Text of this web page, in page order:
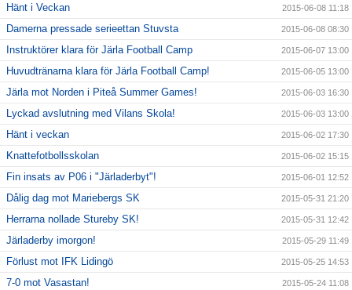
Hänt i Veckan 2015-06-08 11:18
Damerna pressade serieettan Stuvsta 2015-06-08 08:30
Instruktörer klara för Järla Football Camp 2015-06-07 13:00
Huvudtränarna klara för Järla Football Camp! 2015-06-05 13:00
Järla mot Norden i Piteå Summer Games! 2015-06-03 16:30
Lyckad avslutning med Vilans Skola! 2015-06-03 13:00
Hänt i veckan 2015-06-02 17:30
Knattefotbollsskolan 2015-06-02 15:15
Fin insats av P06 i "Järladerbyt"! 2015-06-01 12:52
Dålig dag mot Mariebergs SK 2015-05-31 21:20
Herrarna nollade Stureby SK! 2015-05-31 12:42
Järladerby imorgon! 2015-05-29 11:49
Förlust mot IFK Lidingö 2015-05-25 14:53
7-0 mot Vasastan! 2015-05-24 11:08